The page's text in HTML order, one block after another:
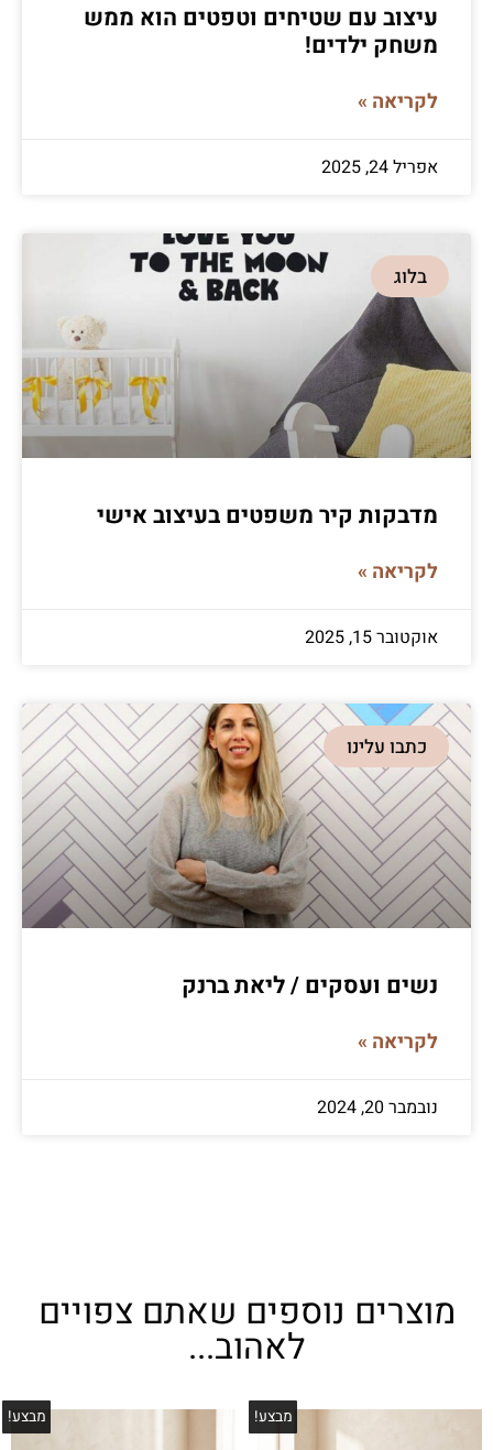
עיצוב עם שטיחים וטפטים הוא ממש
משחק ילדים!
לקריאה »
אפריל 24, 2025
בלוג
מדבקות קיר משפטים בעיצוב אישי
לקריאה »
אוקטובר 15, 2025
כתבו עלינו
נשים ועסקים / ליאת ברנק
לקריאה »
נובמבר 20, 2024
מוצרים נוספים שאתם צפויים
לאהוב...
מבצע! מבצע!